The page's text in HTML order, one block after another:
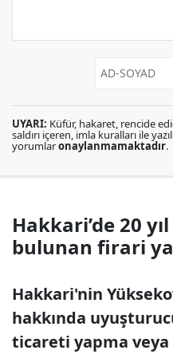
UYARI: Küfür, hakaret, rencide
saldırı içeren, imla kuralları ile
yorumlaronaylanmamaktadır.
Hakkari’de 20
bulunan firari
Hakkari'nin
hakkında
ticareti yapma veya